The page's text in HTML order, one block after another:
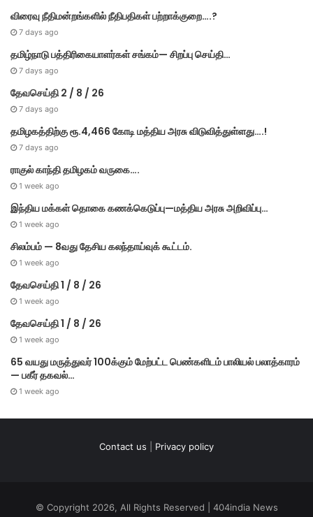
விரைவு நீதிமன்றங்களில் நீதிபதிகள் பற்றாக்குறை….?
7 days ago
தமிழ்நாடு பத்திரிகையாளர்கள் சங்கம்— சிறப்பு செய்தி…
7 days ago
தேவசெய்தி 2 / 8 / 26
7 days ago
தமிழகத்திற்கு ரூ.4,466 கோடி மத்திய அரசு விடுவித்துள்ளது….!
7 days ago
ராகுல் காந்தி தமிழகம் வருகை….
1 week ago
இந்திய மக்கள் தொகை கணக்கெடுப்பு—மத்திய அரசு அறிவிப்பு…
1 week ago
சிலம்பம் — 8வது தேசிய கலந்தாய்வுக் கூட்டம்.
1 week ago
தேவசெய்தி 1 / 8 / 26
1 week ago
தேவசெய்தி 1 / 8 / 26
1 week ago
65 வயது மருத்துவர் 100க்கும் மேற்பட்ட பெண்களிடம் பாலியல் பலாத்காரம்
— பகீர் தகவல்…
1 week ago
Contact us Privacy policy
© Copyright 2026, All Rights Reserved | 404india News